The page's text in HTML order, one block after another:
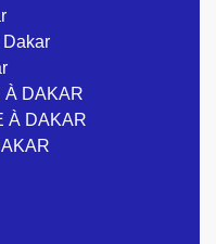
Dakar
À DAKAR
À DAKAR